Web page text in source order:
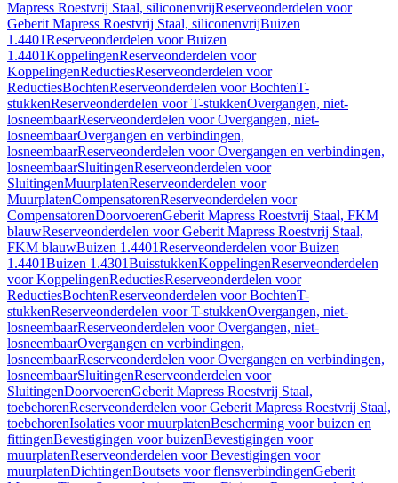
Mapress Roestvrij Staal, siliconenvrijReserveonderdelen voor
Geberit Mapress Roestvrij Staal, siliconenvrijBuizen
1.4401Reserveonderdelen voor Buizen
1.4401KoppelingenReserveonderdelen voor
KoppelingenReductiesReserveonderdelen voor
ReductiesBochtenReserveonderdelen voor BochtenT-
stukkenReserveonderdelen voor T-stukkenOvergangen, niet-
losneembaarReserveonderdelen voor Overgangen, niet-
losneembaarOvergangen en verbindingen,
losneembaarReserveonderdelen voor Overgangen en verbindingen,
losneembaarSluitingenReserveonderdelen voor
SluitingenMuurplatenReserveonderdelen voor
MuurplatenCompensatorenReserveonderdelen voor
CompensatorenDoorvoerenGeberit Mapress Roestvrij Staal, FKM
blauwReserveonderdelen voor Geberit Mapress Roestvrij Staal,
FKM blauwBuizen 1.4401Reserveonderdelen voor Buizen
1.4401Buizen 1.4301BuisstukkenKoppelingenReserveonderdelen
voor KoppelingenReductiesReserveonderdelen voor
ReductiesBochtenReserveonderdelen voor BochtenT-
stukkenReserveonderdelen voor T-stukkenOvergangen, niet-
losneembaarReserveonderdelen voor Overgangen, niet-
losneembaarOvergangen en verbindingen,
losneembaarReserveonderdelen voor Overgangen en verbindingen,
losneembaarSluitingenReserveonderdelen voor
SluitingenDoorvoerenGeberit Mapress Roestvrij Staal,
toebehorenReserveonderdelen voor Geberit Mapress Roestvrij Staal,
toebehorenIsolaties voor muurplatenBescherming voor buizen en
fittingenBevestigingen voor buizenBevestigingen voor
muurplatenReserveonderdelen voor Bevestigingen voor
muurplatenDichtingenBoutsets voor flensverbindingenGeberit